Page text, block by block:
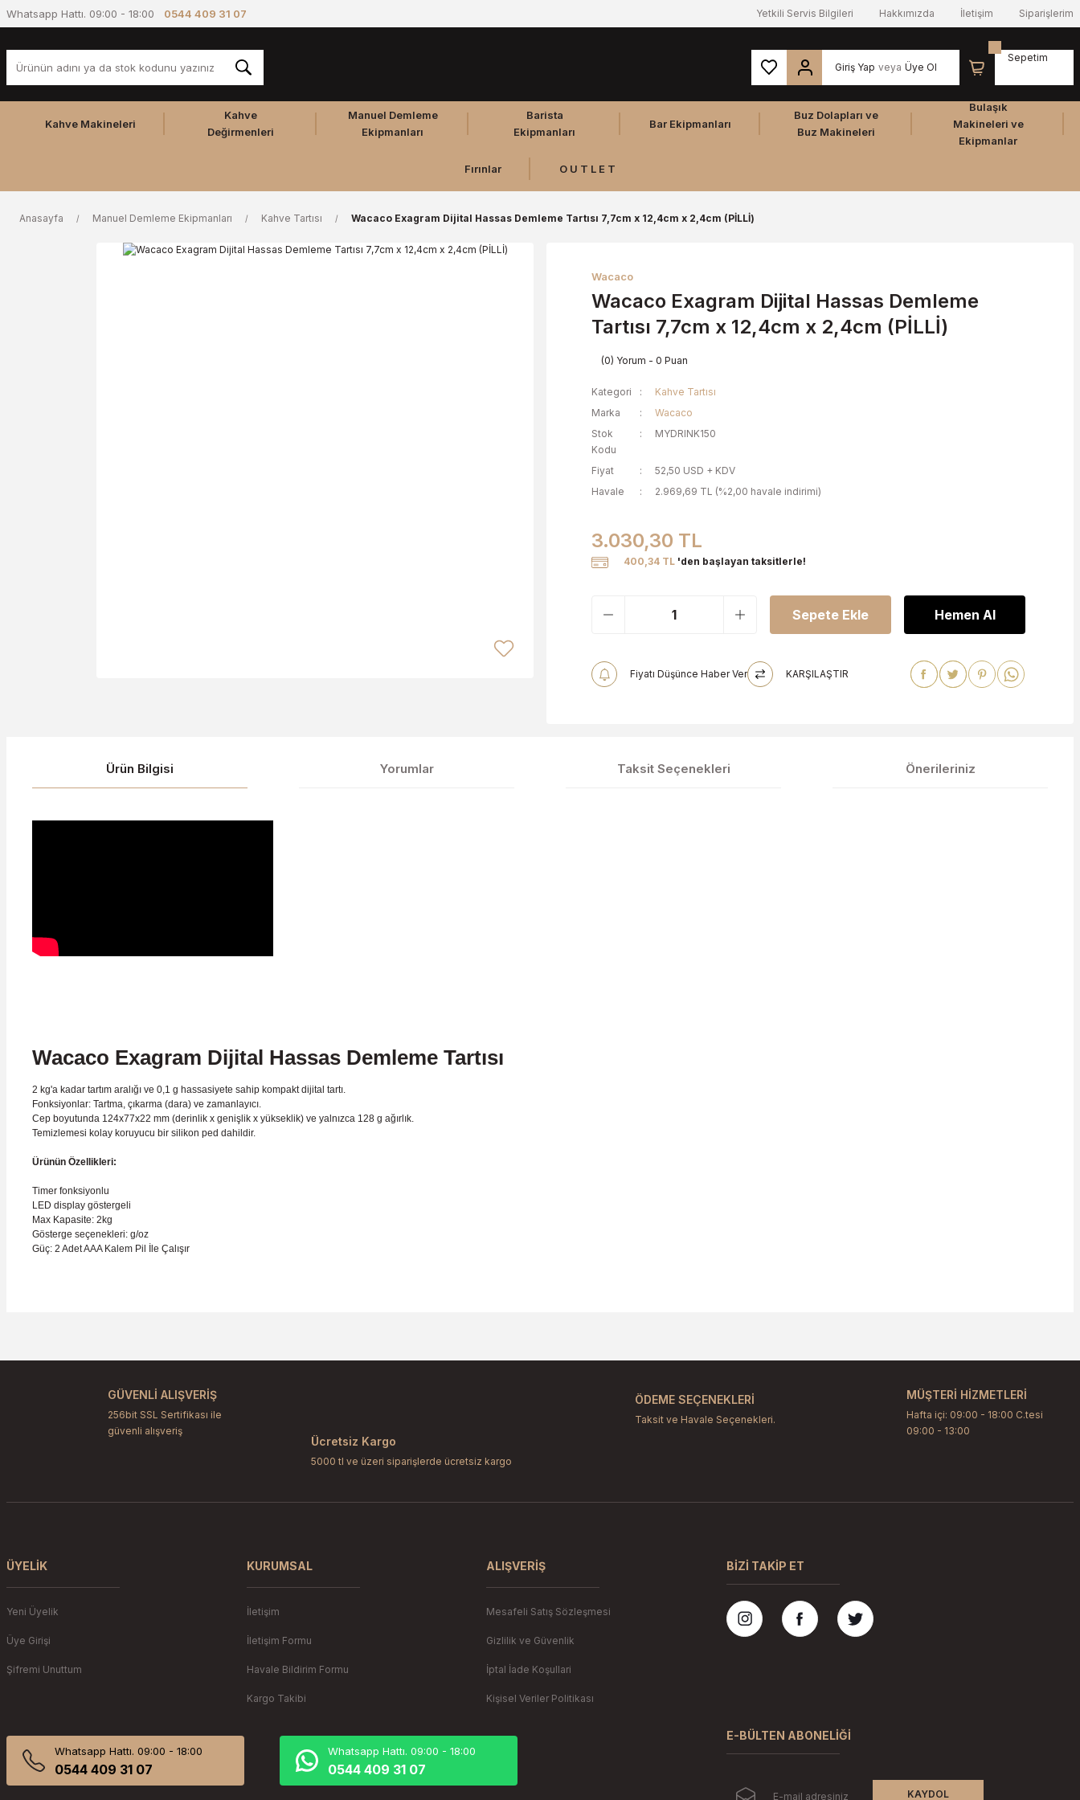
Whatsapp Hattı. 09:00 - 18:00 0544 409 31 07 Yetkili Servis Bilgileri Hakkımızda İletişim Siparişlerim
Giriş Yap veya Üye Ol
Sepetim
Kahve Makineleri
Kahve
Değirmenleri
Manuel Demleme
Ekipmanları
Barista
Ekipmanları
Bar Ekipmanları
Buz Dolapları ve
Buz Makineleri
Bulaşık
Makineleri ve
Ekipmanlar
Fırınlar O U T L E T
Anasayfa Manuel Demleme Ekipmanları Kahve Tartısı Wacaco Exagram Dijital Hassas Demleme Tartısı 7,7cm x 12,4cm x 2,4cm (PİLLİ)
Wacaco
Wacaco Exagram Dijital Hassas Demleme
Tartısı 7,7cm x 12,4cm x 2,4cm (PİLLİ)
(0) Yorum - 0 Puan
Kategori
Kahve Tartısı
Marka
Wacaco
Stok
Kodu
MYDRINK150
Fiyat
52,50 USD + KDV
Havale
2.969,69 TL (%2,00 havale indirimi)
3.030,30 TL
400,34 TL 'den başlayan taksitlerle!
Sepete Ekle Hemen Al
Fiyatı Düşünce Haber Ver KARŞILAŞTIR
Ürün Bilgisi Yorumlar Taksit Seçenekleri Önerileriniz
Wacaco Exagram Dijital Hassas Demleme Tartısı
2 kg'a kadar tartım aralığı ve 0,1 g hassasiyete sahip kompakt dijital tartı.
Fonksiyonlar: Tartma, çıkarma (dara) ve zamanlayıcı.
Cep boyutunda 124x77x22 mm (derinlik x genişlik x yükseklik) ve yalnızca 128 g ağırlık.
Temizlemesi kolay koruyucu bir silikon ped dahildir.
Ürünün Özellikleri:
Timer fonksiyonlu
LED display göstergeli
Max Kapasite: 2kg
Gösterge seçenekleri: g/oz
Güç: 2 Adet AAA Kalem Pil İle Çalışır
Ürün açıklamasında eksik bilgiler bulunuyor.
Ürün bilgilerinde hatalar bulunuyor.
Ürün fiyatı diğer sitelerden daha pahalı.
Gönder
GÜVENLİ ALIŞVERİŞ
256bit SSL Sertifikası ile
güvenli alışveriş
Ücretsiz Kargo
5000 tl ve üzeri siparişlerde ücretsiz kargo
ÖDEME SEÇENEKLERİ
Taksit ve Havale Seçenekleri.
MÜŞTERİ HİZMETLERİ
Hafta içi: 09:00 - 18:00 C.tesi
09:00 - 13:00
ÜYELIK
Yeni Üyelik
Üye Girişi
Şifremi Unuttum
KURUMSAL
İletişim
İletişim Formu
Havale Bildirim Formu
Kargo Takibi
ALIŞVERIŞ
Mesafeli Satış Sözleşmesi
Gizlilik ve Güvenlik
İptal İade Koşullari
Kişisel Veriler Politikası
Whatsapp Hattı. 09:00 - 18:00
0544 409 31 07
Whatsapp Hattı. 09:00 - 18:00
0544 409 31 07
BİZİ TAKİP ET
E-BÜLTEN ABONELİĞİ
KAYDOL